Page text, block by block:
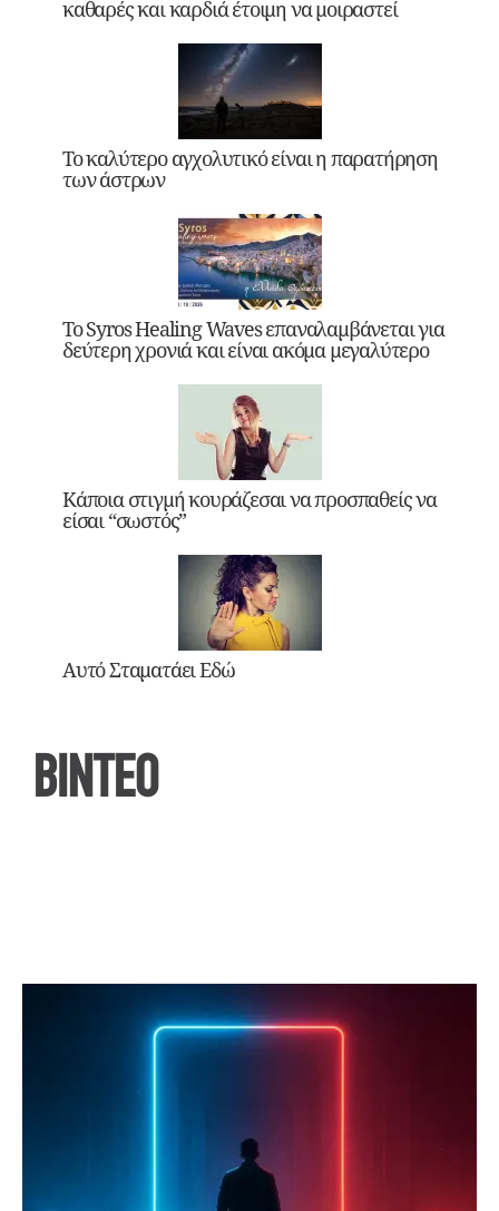
καθαρές και καρδιά έτοιμη να μοιραστεί
Το καλύτερο αγχολυτικό είναι η παρατήρηση
των άστρων
Το Syros Healing Waves επαναλαμβάνεται για
δεύτερη χρονιά και είναι ακόμα μεγαλύτερο
Κάποια στιγμή κουράζεσαι να προσπαθείς να
είσαι “σωστός”
Αυτό Σταματάει Εδώ
ΒΙΝΤΕΟ